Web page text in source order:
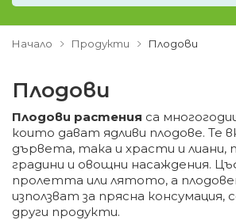
Начало Продукти Плодови
Плодови
Плодови растения са
които дават ядливи плодове. Те
дървета, така и храсти и лиани,
градини и овощни насаждения.
пролетта или лятото, а
използват за прясна консумация,
други продукти.